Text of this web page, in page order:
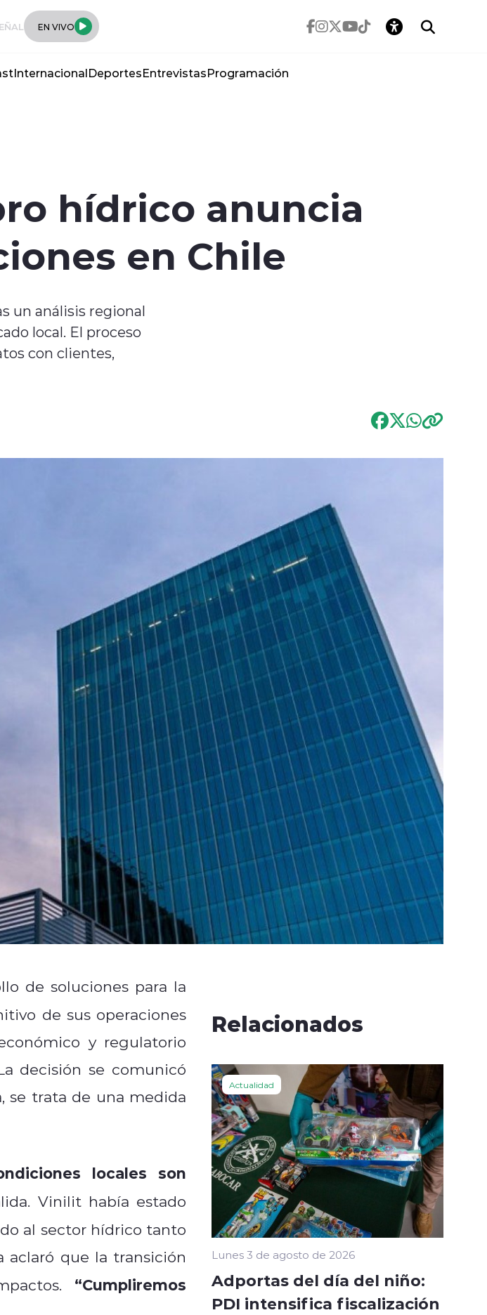
EN VIVO
InternacionalDeportesEntrevistasProgramación
hídrico anuncia
en Chile
un análisis regional
local. El proceso
con clientes,
de soluciones para la
de sus operaciones
y regulatorio
decisión se comunicó
se trata de una medida
locales son
Vinilit había estado
al sector hídrico tanto
que la transición
“Cumpliremos
Relacionados
Actualidad
Lunes 3 de agosto de 2026
Adportas del día del niño:
PDI intensifica fiscalización